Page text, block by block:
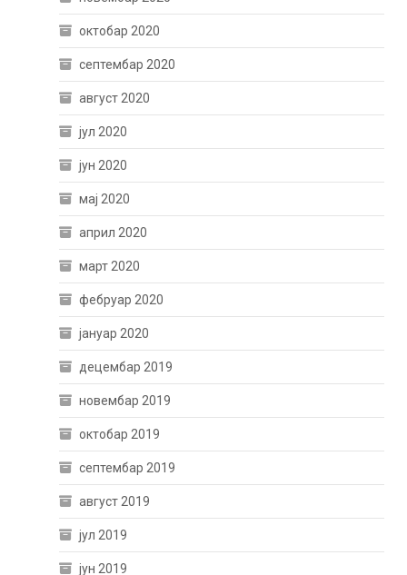
октобар 2020
септембар 2020
август 2020
јул 2020
јун 2020
мај 2020
април 2020
март 2020
фебруар 2020
јануар 2020
децембар 2019
новембар 2019
октобар 2019
септембар 2019
август 2019
јул 2019
јун 2019